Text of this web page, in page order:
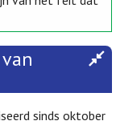
sinds oktober